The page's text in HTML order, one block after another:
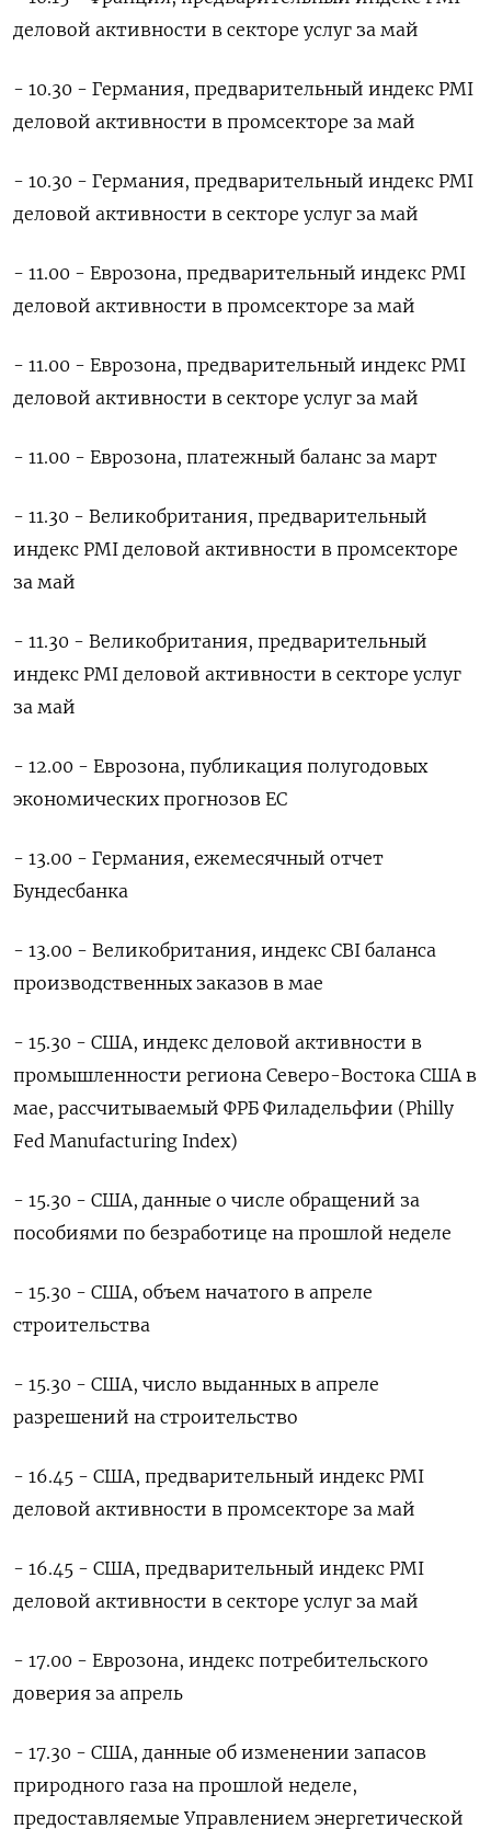
деловой активности в секторе услуг за май
- 10.30 - Германия, предварительный индекс PMI
деловой активности ‌в промсекторе за май
- 10.30 - Германия, предварительный индекс PMI
деловой активности в секторе услуг за май
- 11.00 - Еврозона, предварительный индекс PMI
деловой активности в промсекторе за май
- ​11.00 - Еврозона, предварительный индекс ​PMI
деловой активности в секторе ‌услуг за май
- 11.00 - Еврозона, платежный баланс за март
- 11.30 - Великобритания, предварительный
индекс PMI ​деловой активности в промсекторе
за май
- 11.30 - Великобритания, предварительный
индекс PMI деловой активности в секторе услуг
за май
- 12.00 - Еврозона, публикация полугодовых
экономических прогнозов ЕС
- 13.00 - Германия, ежемесячный отчет
Бундесбанка
- 13.00 - Великобритания, индекс CBI баланса
производственных заказов в мае
- 15.30 - США, индекс деловой активности в
промышленности региона Северо-Востока США в
мае, рассчитываемый ФРБ Филадельфии (Philly
Fed Manufacturing Index)
- 15.30 - США, данные о числе обращений за
пособиями по безработице ​на прошлой неделе
- 15.30 - США, ⁠объем начатого в апреле
строительства
- 15.30 - США, число выданных в апреле
разрешений на строительство
- 16.45 - США, предварительный индекс PMI
деловой активности в ‌промсекторе за май
- 16.45 - США, предварительный индекс PMI
деловой активности в секторе услуг за ‌май
- 17.00 - Еврозона, индекс потребительского
доверия за апрель
- 17.30 - США, данные об изменении запасов
природного газа на ​прошлой неделе,
предоставляемые Управлением энергетической